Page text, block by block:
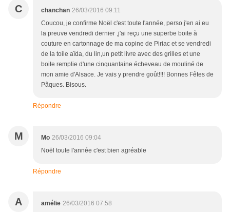
C chanchan 26/03/2016 09:11
Coucou, je confirme Noël c'est toute l'année, perso j'en ai eu
la preuve vendredi dernier ,j'ai reçu une superbe boite à
couture en cartonnage de ma copine de Piriac et se vendredi
de la toile aïda, du lin,un petit livre avec des grilles et une
boite remplie d'une cinquantaine écheveau de mouliné de
mon amie d'Alsace. Je vais y prendre goût!!!! Bonnes Fêtes de
Pâques. Bisous.
Répondre
M Mo 26/03/2016 09:04
Noël toute l'année c'est bien agréable
Répondre
A amélie 26/03/2016 07:58